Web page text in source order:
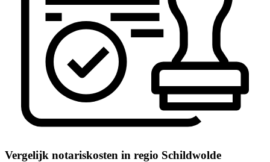
Vergelijk notariskosten in regio Schildwolde